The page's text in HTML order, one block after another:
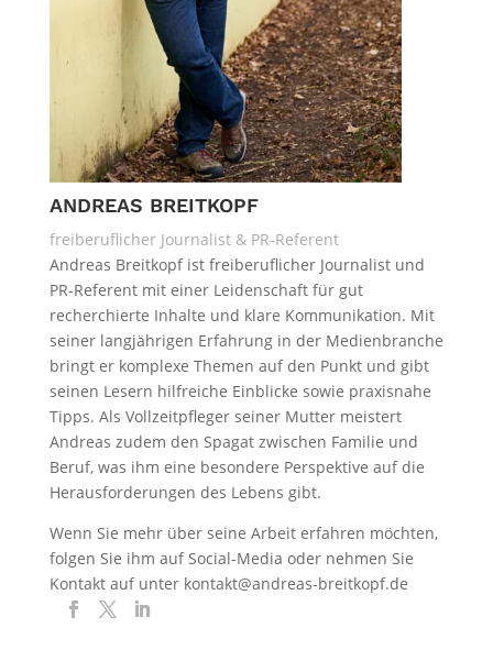
ANDREAS BREITKOPF
freiberuflicher Journalist & PR-Referent
Andreas Breitkopf ist freiberuflicher Journalist und
PR-Referent mit einer Leidenschaft für gut
recherchierte Inhalte und klare Kommunikation. Mit
seiner langjährigen Erfahrung in der Medienbranche
bringt er komplexe Themen auf den Punkt und gibt
seinen Lesern hilfreiche Einblicke sowie praxisnahe
Tipps. Als Vollzeitpfleger seiner Mutter meistert
Andreas zudem den Spagat zwischen Familie und
Beruf, was ihm eine besondere Perspektive auf die
Herausforderungen des Lebens gibt.
Wenn Sie mehr über seine Arbeit erfahren möchten,
folgen Sie ihm auf Social-Media oder nehmen Sie
Kontakt auf unter kontakt@andreas-breitkopf.de